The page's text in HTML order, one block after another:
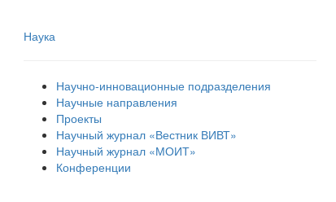
Наука
Научно-инновационные подразделения
Научные направления
Проекты
Научный журнал «Вестник ВИВТ»
Научный журнал «МОИТ»
Конференции